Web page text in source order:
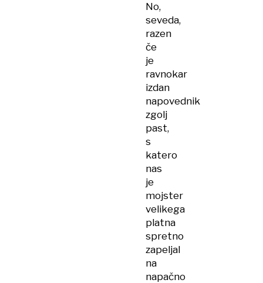
No,
seveda,
razen
če
je
ravnokar
izdan
napovednik
zgolj
past,
s
katero
nas
je
mojster
velikega
platna
spretno
zapeljal
na
napačno